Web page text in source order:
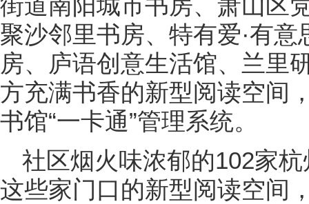
聚沙邻里书房、特有爱·有
房、庐语创意生活馆、兰里
方充满书香的新型阅读空间
书馆“一卡通”管理系统。
社区烟火味浓郁的102家
这些家门口的新型阅读空间